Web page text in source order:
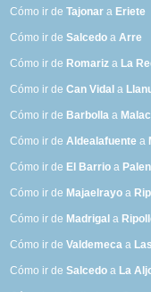
Cómo ir deTajonar a Eriete
Cómo ir deSalcedo aArre
Cómo ir de Romariz a La
Cómo ir deCan Vidal a
Cómo ir de Barbolla a
Cómo ir deAldealafuente a
Cómo ir de El Barrio a
Cómo ir de Majaelrayo a
Cómo ir de Madrigal a
Cómo ir deValdemeca a
Cómo ir deSalcedo a La